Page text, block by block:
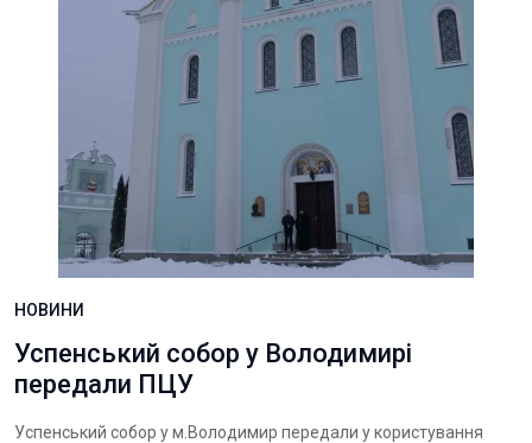
НОВИНИ
Успенський собор у Володимирі
передали ПЦУ
Успенський собор у м.Володимир передали у користування